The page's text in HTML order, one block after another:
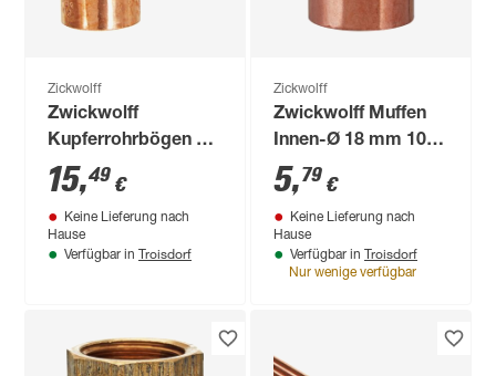
Zickwolff
Zwickwolff
Kupferrohrbögen Ø
22 mm 10 Stück
15,49 €
Keine Lieferung nach
Hause
Verfügbar in Troisdorf
Zickwolff
Zwickwolff Muffen
Innen-Ø 18 mm 10
Stück
5,79 €
Keine Lieferung nach
Hause
Verfügbar in Troisdorf
Nur wenige verfügbar